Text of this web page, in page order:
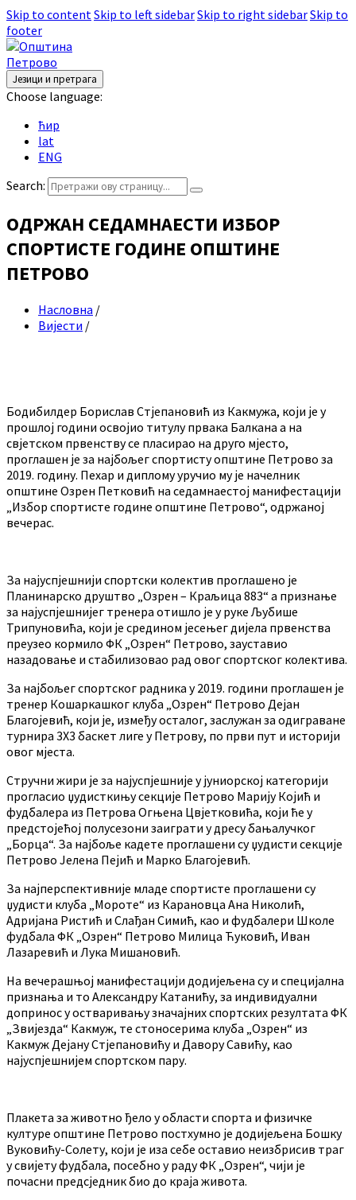
Skip to contentSkip to left sidebarSkip to right sidebarSkip to
footer
Језици и претрага
Choose language:
ћир
lat
ENG
Search:
ОДРЖАН СЕДАМНАЕСТИ ИЗБОР
СПОРТИСТЕ ГОДИНЕ ОПШТИНЕ
ПЕТРОВО
Насловна /
Вијести /
Бодибилдер Борислав Стјепановић из Какмужа, који је у
прошлој години освојио титулу првака Балкана а на
свјетском првенству се пласирао на друго мјесто,
проглашен је за најбољег спортисту општине Петрово за
2019. годину. Пехар и диплому уручио му је начелник
општине Озрен Петковић на седамнаестој манифестацији
„Избор спортисте године општине Петрово“, одржаној
вечерас.
За најуспјешнији спортски колектив проглашено је
Планинарско друштво „Озрен – Краљица 883“ а признање
за најуспјешнијег тренера отишло је у руке Љубише
Трипуновића, који је средином јесењег дијела првенства
преузео кормило ФК „Озрен“ Петрово, зауставио
назадовање и стабилизовао рад овог спортског колектива.
За најбољег спортског радника у 2019. години проглашен је
тренер Кошаркашког клуба „Озрен“ Петрово Дејан
Благојевић, који је, између осталог, заслужан за одиграване
турнира 3X3 баскет лиге у Петрову, по први пут и историји
овог мјеста.
Стручни жири је за најуспјешније у јуниорској категорији
прогласио џудисткињу секције Петрово Марију Којић и
фудбалера из Петрова Огњена Цвјетковића, који ће у
предстојећој полусезони заиграти у дресу бањалучког
„Борца“. За најбоље кадете проглашени су џудисти секције
Петрово Јелена Пејић и Марко Благојевић.
За најперспективније младе спортисте проглашени су
џудисти клуба „Мороте“ из Карановца Ана Николић,
Адријана Ристић и Слађан Симић, као и фудбалери Школе
фудбала ФК „Озрен“ Петрово Милица Ћуковић, Иван
Лазаревић и Лука Мишановић.
На вечерашњој манифестацији додијељена су и специјална
признања и то Александру Катанићу, за индивидуални
допринос у остваривању значајних спортских резултата ФК
„Звијезда“ Какмуж, те стоносерима клуба „Озрен“ из
Какмуж Дејану Стјепановићу и Давору Савићу, као
најуспјешнијем спортском пару.
Плакета за животно ђело у области спорта и физичке
културе општине Петрово постхумно је додијељена Бошку
Вуковићу-Солету, који је иза себе оставио неизбрисив траг
у свијету фудбала, посебно у раду ФК „Озрен“, чији је
почасни предсједник био до краја живота.